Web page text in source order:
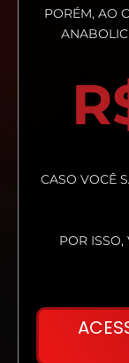
PORÉM, AO
CASO VOCÊ
POR ISSO,